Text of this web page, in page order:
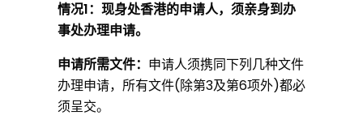
情况1：现身处香港的申请人，须亲身到办
事处办理申请。
申请所需文件： 申请人须携同下列几种文件
办理申请，所有文件(除第3及第6项外)都必
须呈交。